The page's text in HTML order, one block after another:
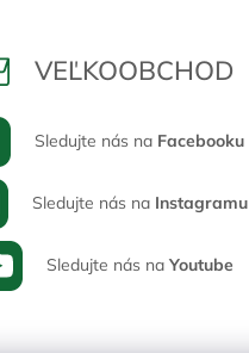
VEĽKOOBCHOD
Sledujte nás na Facebooku
Sledujte nás na Instagramu
Sledujte nás na Youtube